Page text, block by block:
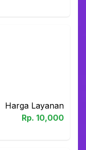
Harga Layanan
Rp. 10,000